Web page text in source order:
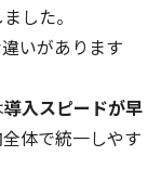
した。
いがあります
導入スピードが早
体で統一しやす